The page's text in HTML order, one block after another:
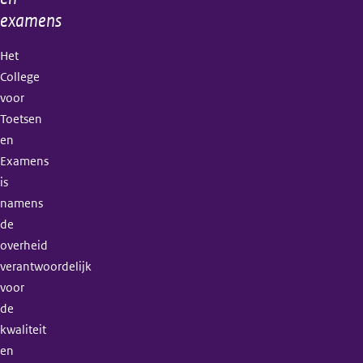
examens
Het
College
voor
Toetsen
en
Examens
is
namens
de
overheid
verantwoordelijk
voor
de
kwaliteit
en